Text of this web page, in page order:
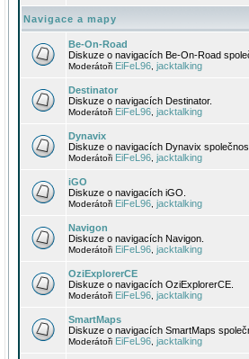
Navigace a mapy
Be-On-Road
Diskuze o navigacích Be-On-Road
Moderátoři EiFeL96 jacktalking
Destinator
Diskuze o navigacích Destinator.
Moderátoři EiFeL96 jacktalking
Dynavix
Diskuze o navigacích Dynavix
Moderátoři EiFeL96 jacktalking
iGO
Diskuze o navigacích iGO.
Moderátoři EiFeL96 jacktalking
Navigon
Diskuze o navigacích Navigon.
Moderátoři EiFeL96 jacktalking
OziExplorerCE
Diskuze o navigacích OziExplorerCE.
Moderátoři EiFeL96 jacktalking
SmartMaps
Diskuze o navigacích SmartMaps
Moderátoři EiFeL96 jacktalking